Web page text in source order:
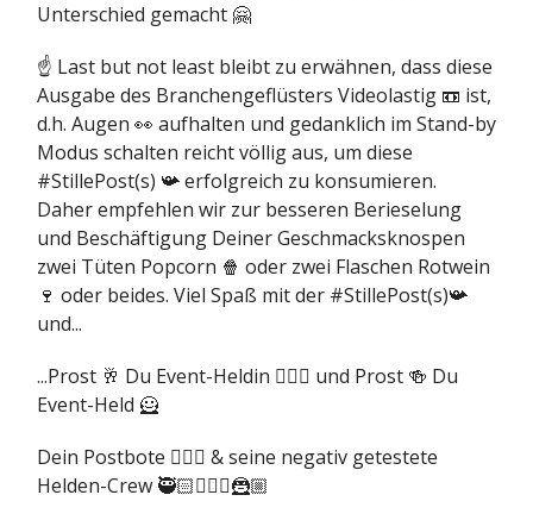
Unterschied gemacht 🤗
☝️ Last but not least bleibt zu erwähnen, dass diese
Ausgabe des Branchengeflüsters Videolastig 📼 ist,
d.h. Augen 👀 aufhalten und gedanklich im Stand-by
Modus schalten reicht völlig aus, um diese
#StillePost(s) 📯 erfolgreich zu konsumieren.
Daher empfehlen wir zur besseren Berieselung
und Beschäftigung Deiner Geschmacksknospen
zwei Tüten Popcorn 🍿 oder zwei Flaschen Rotwein
🍷 oder beides. Viel Spaß mit der #StillePost(s)📯
und...
...Prost 🥂 Du Event-Heldin 🦸🏻‍♀️ und Prost 🍻 Du
Event-Held 🦸
Dein Postbote 🧙🏻‍♂️ & seine negativ getestete
Helden-Crew 🥷🏻🦸🏻‍♀️🦹🏼